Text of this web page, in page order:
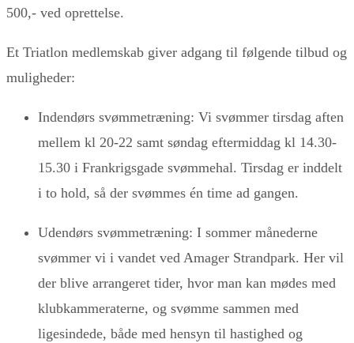
500,- ved oprettelse.
Et Triatlon medlemskab giver adgang til følgende tilbud og
muligheder:
Indendørs svømmetræning: Vi svømmer tirsdag aften
mellem kl 20-22 samt søndag eftermiddag kl 14.30-
15.30 i Frankrigsgade svømmehal. Tirsdag er inddelt
i to hold, så der svømmes én time ad gangen.
Udendørs svømmetræning: I sommer månederne
svømmer vi i vandet ved Amager Strandpark. Her vil
der blive arrangeret tider, hvor man kan mødes med
klubkammeraterne, og svømme sammen med
ligesindede, både med hensyn til hastighed og